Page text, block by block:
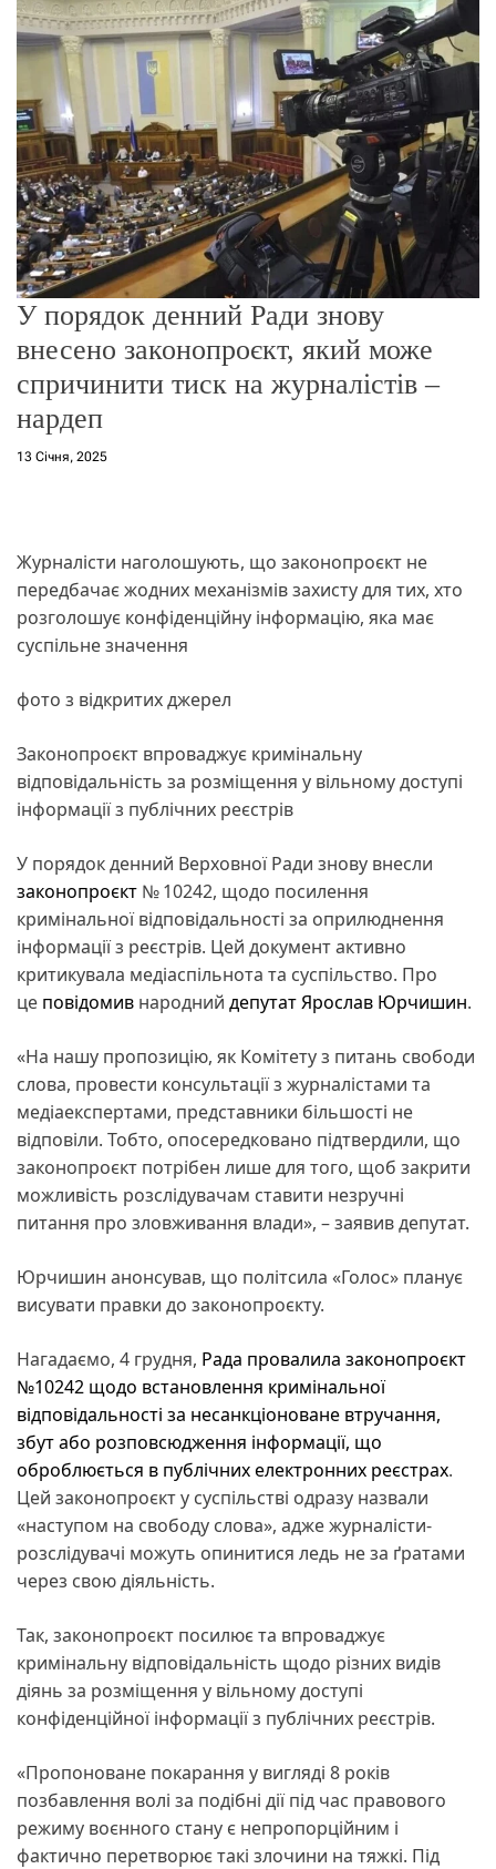
о
р
е
ж
и
м
у
У порядок денний Ради знову
внесено законопроєкт, який може
спричинити тиск на журналістів –
нардеп
13 Січня, 2025
Журналісти наголошують, що законопроєкт не
передбачає жодних механізмів захисту для тих, хто
розголошує конфіденційну інформацію, яка має
суспільне значення
фото з відкритих джерел
Законопроєкт впроваджує кримінальну
відповідальність за розміщення у вільному доступі
інформації з публічних реєстрів
У порядок денний Верховної Ради знову внесли
законопроєкт № 10242, щодо посилення
кримінальної відповідальності за оприлюднення
інформації з реєстрів. Цей документ активно
критикувала медіаспільнота та суспільство. Про
це повідомив народний депутатЯрослав Юрчишин.
«На нашу пропозицію, як Комітету з питань свободи
слова, провести консультації з журналістами та
медіаекспертами, представники більшості не
відповіли. Тобто, опосередковано підтвердили, що
законопроєкт потрібен лише для того, щоб закрити
можливість розслідувачам ставити незручні
питання про зловживання влади», – заявив депутат.
Юрчишин анонсував, що політсила «Голос» планує
висувати правки до законопроєкту.
Нагадаємо, 4 грудня, Рада провалила законопроєкт
№10242 щодо встановлення кримінальної
відповідальності за несанкціоноване втручання,
збут або розповсюдження інформації, що
оброблюється в публічних електронних реєстрах.
Цей законопроєкт у суспільстві одразу назвали
«наступом на свободу слова», адже журналісти-
розслідувачі можуть опинитися ледь не за ґратами
через свою діяльність.
Так, законопроєкт посилює та впроваджує
кримінальну відповідальність щодо різних видів
діянь за розміщення у вільному доступі
конфіденційної інформації з публічних реєстрів.
«Пропоноване покарання у вигляді 8 років
позбавлення волі за подібні дії під час правового
режиму воєнного стану є непропорційним і
фактично перетворює такі злочини на тяжкі. Під